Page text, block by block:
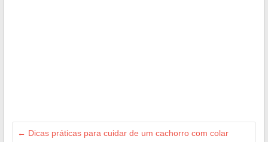
← Dicas práticas para cuidar de um cachorro com colar